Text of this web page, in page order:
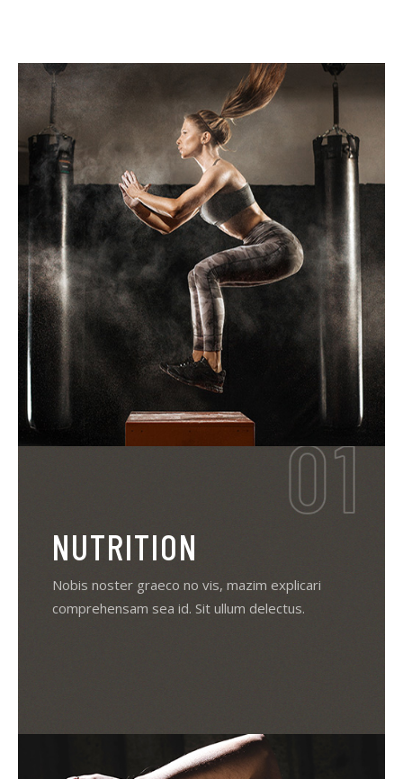
NUTRITION
Nobis noster graeco no vis, mazim explicari
comprehensam sea id. Sit ullum delectus.